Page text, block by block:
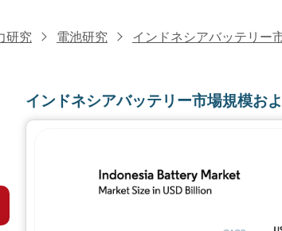
研究 電池研究 インドネシアバッテリー
インドネシアバッテリー市場規模お